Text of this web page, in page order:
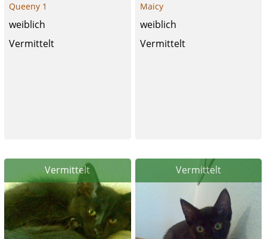
Queeny 1
weiblich
Vermittelt
Maicy
weiblich
Vermittelt
Vermittelt Vermittelt